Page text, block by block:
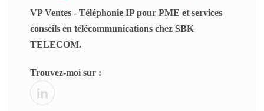
VP Ventes - Téléphonie IP pour PME et services
conseils en télécommunications chez SBK
TELECOM.
Trouvez-moi sur :